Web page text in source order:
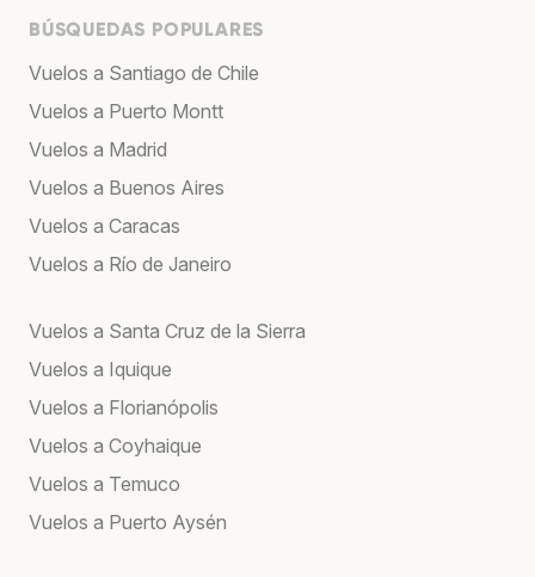
BÚSQUEDAS POPULARES
Vuelos a Santiago de Chile
Vuelos a Puerto Montt
Vuelos a Madrid
Vuelos a Buenos Aires
Vuelos a Caracas
Vuelos a Río de Janeiro
Vuelos a Santa Cruz de la Sierra
Vuelos a Iquique
Vuelos a Florianópolis
Vuelos a Coyhaique
Vuelos a Temuco
Vuelos a Puerto Aysén